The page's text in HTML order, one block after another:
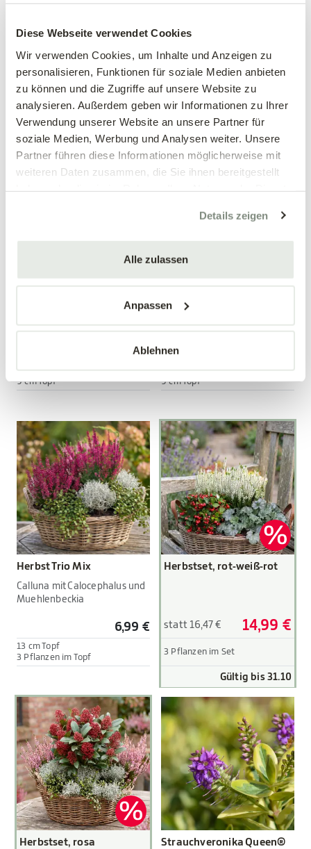
Diese Webseite verwendet Cookies
Wir verwenden Cookies, um Inhalte und Anzeigen zu
personalisieren, Funktionen für soziale Medien anbieten
zu können und die Zugriffe auf unsere Website zu
analysieren. Außerdem geben wir Informationen zu Ihrer
Verwendung unserer Website an unsere Partner für
soziale Medien, Werbung und Analysen weiter. Unsere
Partner führen diese Informationen möglicherweise mit
weiteren Daten zusammen, die Sie ihnen bereitgestellt
Details zeigen
Alle zulassen
Anpassen
Ablehnen
Stiefmütterchen, weiß
3,89 €
3 Stück/Packung
9 cm Topf
Stiefmütterchen, weinrot
3,89 €
3 Stück/Packung
9 cm Topf
Großblumiges
Stiefmütterchen, blau
Viola wittrockiana Hybriden
3,89 €
3 Stück/Packung
9 cm Topf
Mengen-
Großblumiges
Stiefmütterchen, gelb
Viola wittrockiana Hybriden
3 Stück/Packung
9 cm Topf
Herbst Trio Mix
Calluna mit Calocephalus und
Muehlenbeckia
6,99 €
13 cm Topf
3 Pflanzen im Topf
Herbstset, rot-weiß-rot
statt 16,47 € 14,99 €
3 Pflanzen im Set
Gültig bis 31.10
Herbstset, rosa
Strauchveronika Queen®